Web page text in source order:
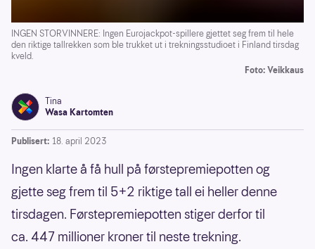
INGEN STORVINNERE: Ingen Eurojackpot-spillere gjettet seg frem til hele
den riktige tallrekken som ble trukket ut i trekningsstudioet i Finland tirsdag
kveld.
Foto: Veikkaus
Tina
Wasa Kartomten
Publisert: 18. april 2023
Ingen klarte å få hull på førstepremiepotten og
gjette seg frem til 5+2 riktige tall ei heller denne
tirsdagen. Førstepremiepotten stiger derfor til
ca. 447 millioner kroner til neste trekning.